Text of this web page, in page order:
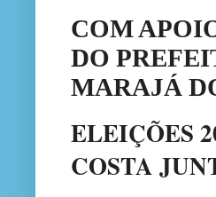
COM
DO
MARAJÁ
ELEIÇÕES
COSTA